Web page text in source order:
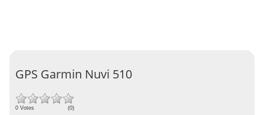
GPS Garmin Nuvi 510
0 Votes (0)